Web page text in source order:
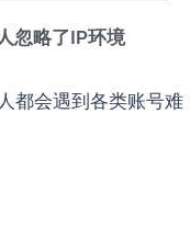
忽略了IP环境
都会遇到各类账号难